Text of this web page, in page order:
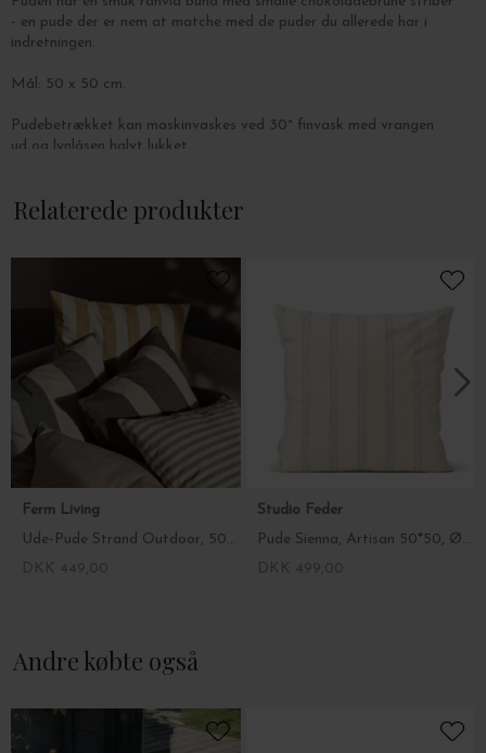
- en pude der er nem at matche med de puder du allerede har i
indretningen.
Mål: 50 x 50 cm.
Pudebetrækket kan maskinvaskes ved 30° finvask med vrangen
ud og lynlåsen halvt lukket.
Relaterede produkter
Ferm Living
Ude-Pude Strand Outdoor, 50*50 Fl. farver
Studio Feder
Pude Sienna, Artisan 50*50, Øko Bomuld
Andre købte også